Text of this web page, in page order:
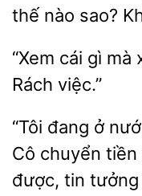
thế nào sao?
“Xem cái mà
Rách việc.”
“Tôi đang ở
Cô chuyển
được, tin